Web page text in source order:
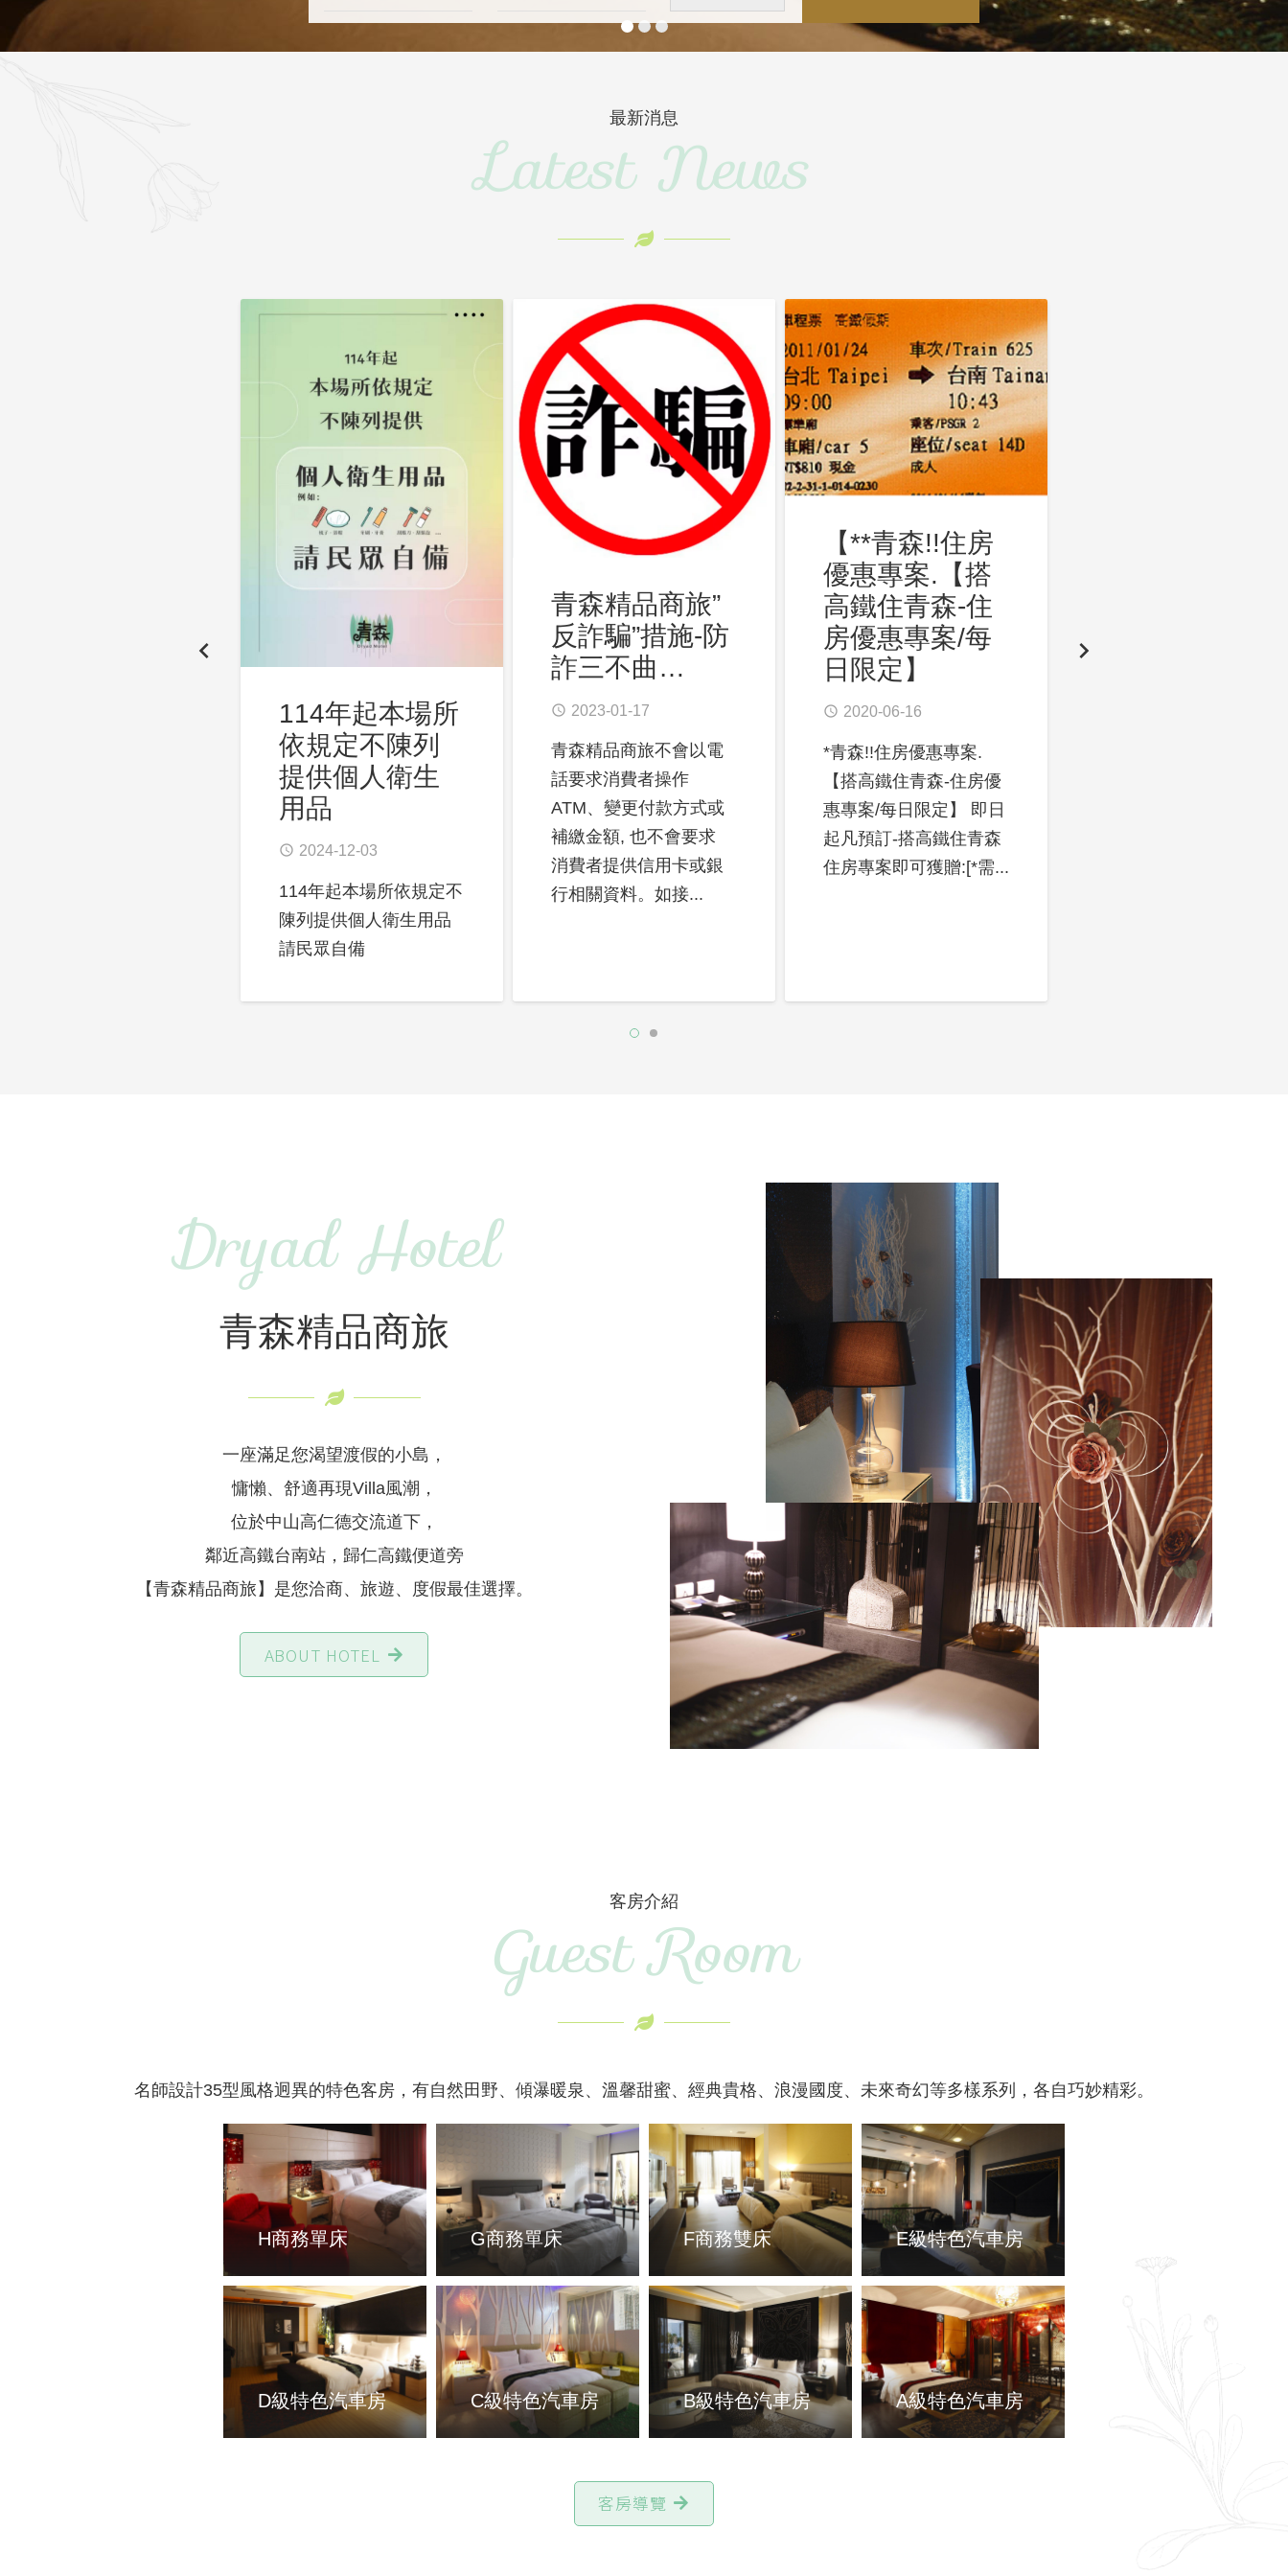
最新消息
Latest News
114年起本場所
依規定不陳列
提供個人衛生
用品
access_time 2024-12-03
114年起本場所依規定不
陳列提供個人衛生用品
請民眾自備
青森精品商旅”
反詐騙”措施-防
詐三不曲…
access_time 2023-01-17
青森精品商旅不會以電
話要求消費者操作
ATM、變更付款方式或
補繳金額, 也不會要求
消費者提供信用卡或銀
行相關資料。如接...
【**青森!!住房
優惠專案.【搭
高鐵住青森-住
房優惠專案/每
日限定】
access_time 2020-06-16
*青森!!住房優惠專案.
【搭高鐵住青森-住房優
惠專案/每日限定】 即日
起凡預訂-搭高鐵住青森
住房專案即可獲贈:[*需...
Dryad Hotel
青森精品商旅
一座滿足您渴望渡假的小島，
慵懶、舒適再現Villa風潮，
位於中山高仁德交流道下，
鄰近高鐵台南站，歸仁高鐵便道旁
【青森精品商旅】是您洽商、旅遊、度假最佳選擇。
ABOUT HOTEL
客房介紹
Guest Room
名師設計35型風格迥異的特色客房，有自然田野、傾瀑暖泉、溫馨甜蜜、經典貴格、浪漫國度、未來奇幻等多樣系列，各自巧妙精彩。
H商務單床 G商務單床 F商務雙床 E級特色汽車房
D級特色汽車房 C級特色汽車房 B級特色汽車房 A級特色汽車房
客房導覽